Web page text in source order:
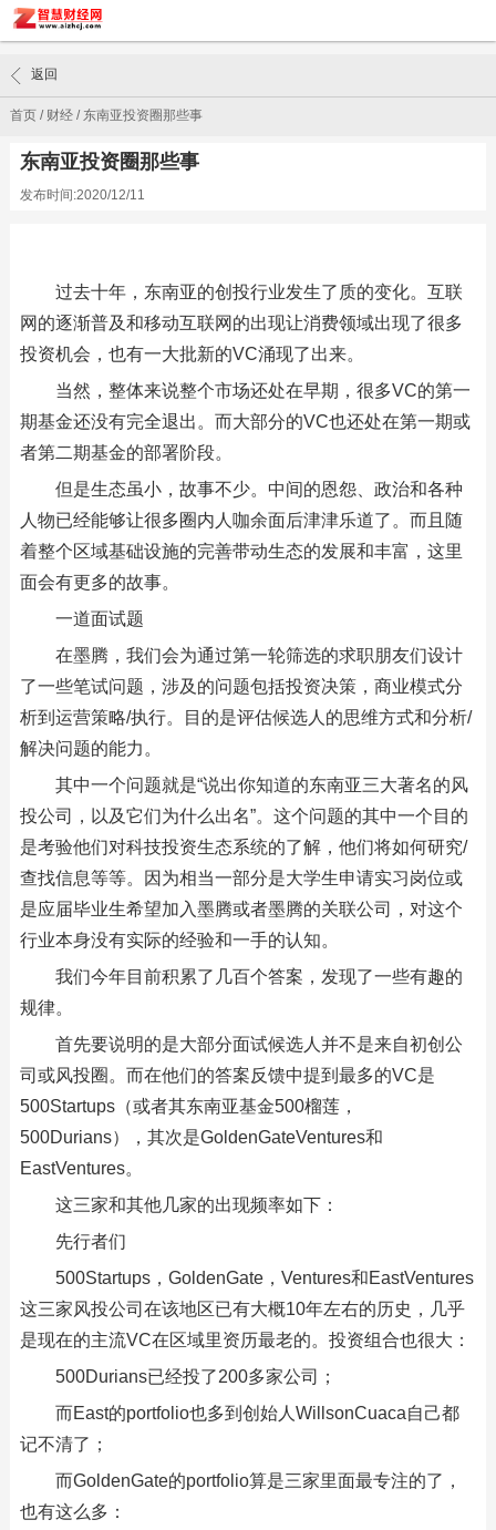
首页/ 财经/ 东南亚投资圈那些事
返回
东南亚投资圈那些事
发布时间:2020/12/11
过去十年，东南亚的创投行业发生了质的变化。互联
网的逐渐普及和移动互联网的出现让消费领域出现了很多
投资机会，也有一大批新的VC涌现了出来。
当然，整体来说整个市场还处在早期，很多VC的第一
期基金还没有完全退出。而大部分的VC也还处在第一期或
者第二期基金的部署阶段。
但是生态虽小，故事不少。中间的恩怨、政治和各种
人物已经能够让很多圈内人咖余面后津津乐道了。而且随
着整个区域基础设施的完善带动生态的发展和丰富，这里
面会有更多的故事。
一道面试题
在墨腾，我们会为通过第一轮筛选的求职朋友们设计
了一些笔试问题，涉及的问题包括投资决策，商业模式分
析到运营策略/执行。目的是评估候选人的思维方式和分析/
解决问题的能力。
其中一个问题就是“说出你知道的东南亚三大著名的风
投公司，以及它们为什么出名”。这个问题的其中一个目的
是考验他们对科技投资生态系统的了解，他们将如何研究/
查找信息等等。因为相当一部分是大学生申请实习岗位或
是应届毕业生希望加入墨腾或者墨腾的关联公司，对这个
行业本身没有实际的经验和一手的认知。
我们今年目前积累了几百个答案，发现了一些有趣的
规律。
首先要说明的是大部分面试候选人并不是来自初创公
司或风投圈。而在他们的答案反馈中提到最多的VC是
500Startups（或者其东南亚基金500榴莲，
500Durians），其次是GoldenGateVentures和
EastVentures。
这三家和其他几家的出现频率如下：
先行者们
500Startups，GoldenGate，Ventures和EastVentures
这三家风投公司在该地区已有大概10年左右的历史，几乎
是现在的主流VC在区域里资历最老的。投资组合也很大：
500Durians已经投了200多家公司；
而East的portfolio也多到创始人WillsonCuaca自己都
记不清了；
而GoldenGate的portfolio算是三家里面最专注的了，
也有这么多：